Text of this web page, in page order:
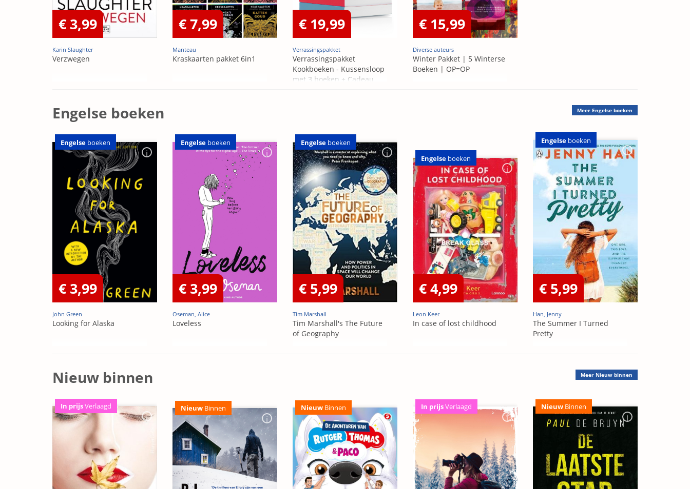
€ 3,99
Karin Slaughter
Verzwegen
€ 7,99
Manteau
Kraskaarten pakket 6in1
€ 19,99
Verrassingspakket
Verrassingspakket
Kookboeken - Kussensloop
met 3 boeken + Cadeau
€ 15,99
Diverse auteurs
Winter Pakket | 5 Winterse
Boeken | OP=OP
Engelse boeken Meer Engelse boeken
Engelse boeken
€ 3,99
John Green
Looking for Alaska
Engelse boeken
€ 3,99
Oseman, Alice
Loveless
Engelse boeken
€ 5,99
Tim Marshall
Tim Marshall's The Future
of Geography
Engelse boeken
€ 4,99
Leon Keer
In case of lost childhood
Engelse boeken
€ 5,99
Han, Jenny
The Summer I Turned
Pretty
Nieuw binnen Meer Nieuw binnen
In prijsVerlaagd Nieuw Binnen Nieuw Binnen In prijsVerlaagd Nieuw Binnen